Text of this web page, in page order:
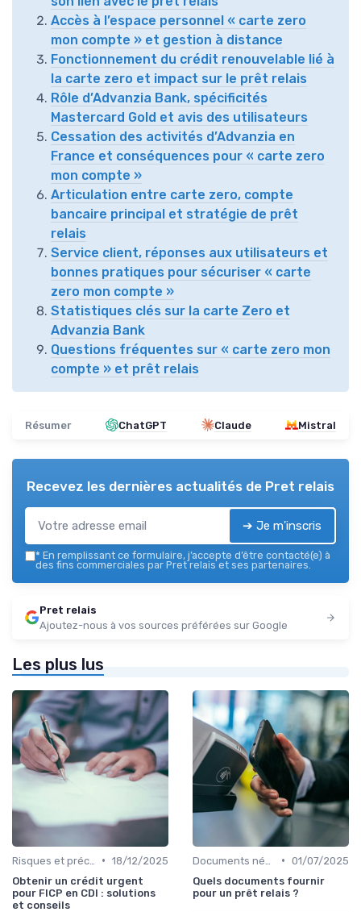
Accès à l’espace personnel « carte zero
mon compte » et gestion à distance
Fonctionnement du crédit renouvelable lié à
la carte zero et impact sur le prêt relais
Rôle d’Advanzia Bank, spécificités
Mastercard Gold et avis des utilisateurs
Cessation des activités d’Advanzia en
France et conséquences pour « carte zero
mon compte »
Articulation entre carte zero, compte
bancaire principal et stratégie de prêt
relais
Service client, réponses aux utilisateurs et
bonnes pratiques pour sécuriser « carte
zero mon compte »
Statistiques clés sur la carte Zero et
Advanzia Bank
Questions fréquentes sur « carte zero mon
compte » et prêt relais
Résumer ChatGPT Claude Mistral
Recevez les dernières actualités de Pret relais
➔ Je m'inscris
* En remplissant ce formulaire, j’accepte d’être contacté(e) à
des fins commerciales par Pret relais et ses partenaires.
Pret relais
Ajoutez-nous à vos sources préférées sur Google
Les plus lus
• 18/12/2025
Obtenir un crédit urgent
pour FICP en CDI : solutions
et conseils
• 01/07/2025
Quels documents fournir
pour un prêt relais ?